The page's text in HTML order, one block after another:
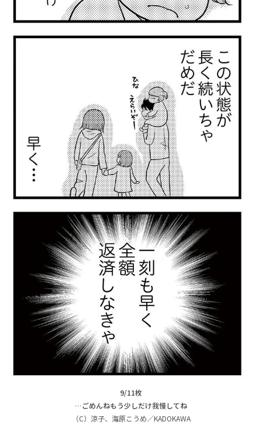
9/11枚
…ごめんねもう少しだけ我慢してね
（C）涼子、海原こうめ／KADOKAWA